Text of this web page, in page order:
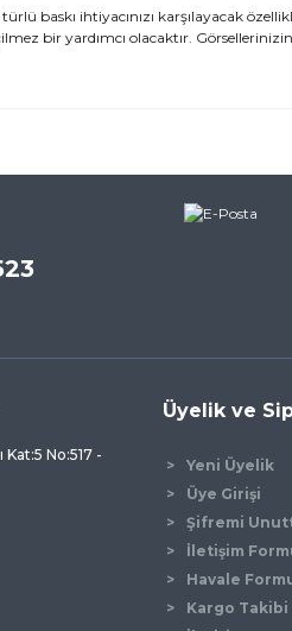
baskı ihtiyacınızı karşılayacak
bir yardımcı olacaktır.
Gönder
No:517 -
Üyelik ve
Yeni Üyelik
Üye Girişi
Şifremi
İletişim
Havale
Kargo Takibi